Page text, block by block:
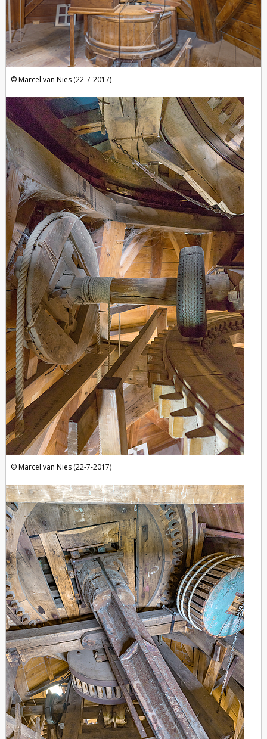
Marcel van Nies (22-7-2017)
Marcel van Nies (22-7-2017)